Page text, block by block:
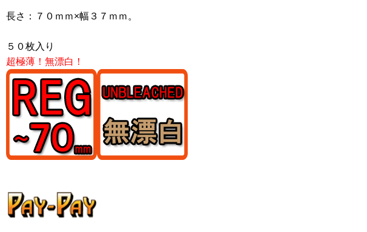
長さ：７０ｍｍ×幅３７ｍｍ。
５０枚入り
超極薄！無漂白！